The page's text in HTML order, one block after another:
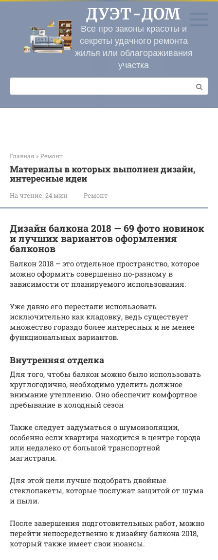
Перейти
контенту
ДУЭТ-ДОМ
Все про законы красоты и
секреты удачного ремонта
жилья или облагораживания
участка
Поиск:
Главная » Ремонт
Материалы в которых выполнен дизайн,
интересные идеи
На чтение: 24 мин Ремонт
Дизайн балкона 2018 — 69 фото новинок
и лучших вариантов оформления
балконов
Балкон 2018 – это отдельное пространство, которое
можно оформить совершенно по-разному в
зависимости от планируемого использования.
Уже давно его перестали использовать
исключительно как кладовку, ведь существует
множество гораздо более интересных и не менее
функциональных вариантов.
Внутренняя отделка
Для того, чтобы балкон можно было использовать
круглогодично, необходимо уделить должное
внимание утеплению. Оно обеспечит комфортное
пребывание в холодный сезон
Также следует задуматься о шумоизоляции,
особенно если квартира находится в центре города
или недалеко от большой транспортной
магистрали.
Для этой цели лучше подобрать двойные
стеклопакеты, которые послужат защитой от шума
и пыли.
После завершения подготовительных работ, можно
перейти непосредственно к дизайну балкона 2018,
который также имеет свои нюансы.